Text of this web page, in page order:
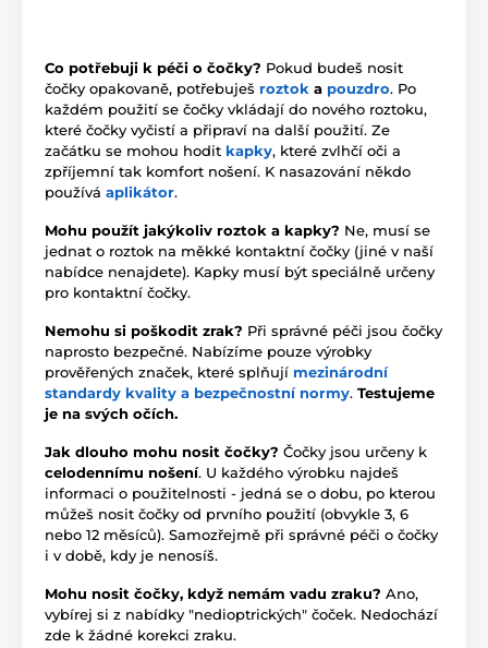
Co potřebuji k péči o čočky? Pokud budeš nosit
čočky opakovaně, potřebuješ roztok a pouzdro. Po
každém použití se čočky vkládají do nového roztoku,
které čočky vyčistí a připraví na další použití. Ze
začátku se mohou hodit kapky, které zvlhčí oči a
zpříjemní tak komfort nošení. K nasazování někdo
používá aplikátor.
Mohu použít jakýkoliv roztok a kapky? Ne, musí se
jednat o roztok na měkké kontaktní čočky (jiné v naší
nabídce nenajdete). Kapky musí být speciálně určeny
pro kontaktní čočky.
Nemohu si poškodit zrak? Při správné péči jsou čočky
naprosto bezpečné. Nabízíme pouze výrobky
prověřených značek, které splňují mezinárodní
standardy kvality a bezpečnostní normy. Testujeme
je na svých očích.
Jak dlouho mohu nosit čočky? Čočky jsou určeny k
celodennímu nošení. U každého výrobku najdeš
informaci o použitelnosti - jedná se o dobu, po kterou
můžeš nosit čočky od prvního použití (obvykle 3, 6
nebo 12 měsíců). Samozřejmě při správné péči o čočky
i v době, kdy je nenosíš.
Mohu nosit čočky, když nemám vadu zraku? Ano,
vybírej si z nabídky "nedioptrických" čoček. Nedochází
zde k žádné korekci zraku.